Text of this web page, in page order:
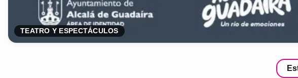
TEATRO Y ESPECTÁCULOS